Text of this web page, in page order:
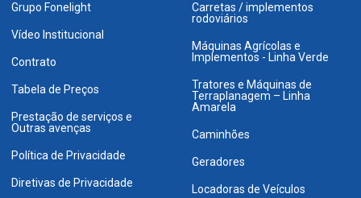
Grupo Fonelight
Vídeo Institucional
Contrato
Tabela de Preços
Prestação de serviços e
Outras avenças
Política de Privacidade
Diretivas de Privacidade
Carretas / implementos
rodoviários
Máquinas Agrícolas e
Implementos - Linha Verde
Tratores e Máquinas de
Terraplanagem – Linha
Amarela
Caminhões
Geradores
Locadoras de Veículos